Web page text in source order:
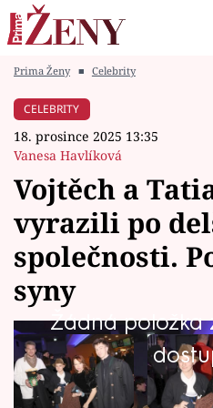
Módní alarm
Témata
Celebrity
Vztahy
Seriály
Prima Ženy ■ Celebrity
CELEBRITY
18. prosince 2025 13:35
Vanesa Havlíková
Vojtěch a
vyrazili po
společnosti.
syny
Žádná položka